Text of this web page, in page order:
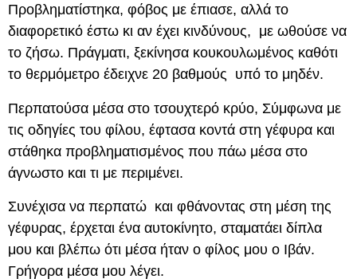
Προβληματίστηκα, φόβος με έπιασε, αλλά το
διαφορετικό έστω κι αν έχει κινδύνους, με ωθούσε να
το ζήσω. Πράγματι, ξεκίνησα κουκουλωμένος καθότι
το θερμόμετρο έδειχνε 20 βαθμούς υπό το μηδέν.
Περπατούσα μέσα στο τσουχτερό κρύο, Σύμφωνα με
τις οδηγίες του φίλου, έφτασα κοντά στη γέφυρα και
στάθηκα προβληματισμένος που πάω μέσα στο
άγνωστο και τι με περιμένει.
Συνέχισα να περπατώ και φθάνοντας στη μέση της
γέφυρας, έρχεται ένα αυτοκίνητο, σταματάει δίπλα
μου και βλέπω ότι μέσα ήταν ο φίλος μου ο Ιβάν.
Γρήγορα μέσα μου λέγει.